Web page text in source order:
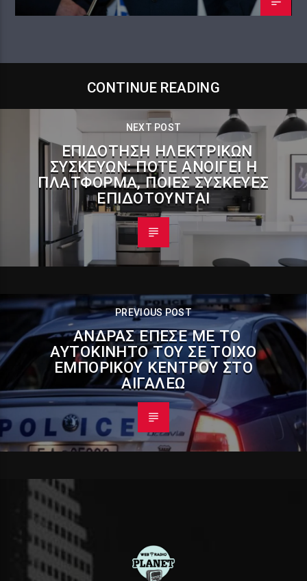
CONTINUE READING
NEXT POST
ΕΠΙΔΌΤΗΣΗ ΗΛΕΚΤΡΙΚΏΝ
ΣΥΣΚΕΥΏΝ: ΠΌΤΕ ΑΝΟΊΓΕΙ Η
ΠΛΑΤΦΌΡΜΑ, ΠΟΙΕΣ ΣΥΣΚΕΥΈΣ
ΕΠΙΔΟΤΟΎΝΤΑΙ
PREVIOUS POST
ΆΝΔΡΑΣ ΈΠΕΣΕ ΜΕ ΤΟ
ΑΥΤΟΚΊΝΗΤΌ ΤΟΥ ΣΕ ΤΟΊΧΟ
ΕΜΠΟΡΙΚΟΎ ΚΈΝΤΡΟΥ ΣΤΟ
ΑΙΓΆΛΕΩ